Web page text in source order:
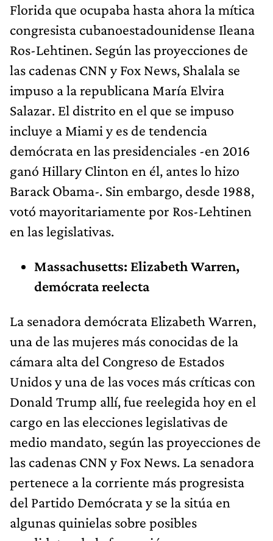
Florida que ocupaba hasta ahora la mítica
congresista cubanoestadounidense Ileana
Ros-Lehtinen. Según las proyecciones de
las cadenas CNN y Fox News, Shalala se
impuso a la republicana María Elvira
Salazar. El distrito en el que se impuso
incluye a Miami y es de tendencia
demócrata en las presidenciales -en 2016
ganó Hillary Clinton en él, antes lo hizo
Barack Obama-. Sin embargo, desde 1988,
votó mayoritariamente por Ros-Lehtinen
en las legislativas.
Massachusetts: Elizabeth Warren,
demócrata reelecta
La senadora demócrata Elizabeth Warren,
una de las mujeres más conocidas de la
cámara alta del Congreso de Estados
Unidos y una de las voces más críticas con
Donald Trump allí, fue reelegida hoy en el
cargo en las elecciones legislativas de
medio mandato, según las proyecciones de
las cadenas CNN y Fox News. La senadora
pertenece a la corriente más progresista
del Partido Demócrata y se la sitúa en
algunas quinielas sobre posibles